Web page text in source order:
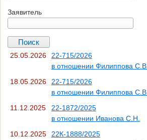
Заявитель
25.05.2026
22-715/2026
в отношении Филиппова С.В.
18.05.2026
22-715/2026
в отношении Филиппова С.В.
11.12.2025
22-1872/2025
в отношении Иванова С.Н.
10.12.2025
22К-1888/2025